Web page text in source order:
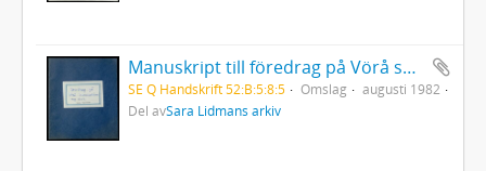
Manuskript till föredrag på Vörå seminarium
SE Q Handskrift 52:B:5:8:5 Omslag
augusti 1982
Del avSara Lidmans arkiv